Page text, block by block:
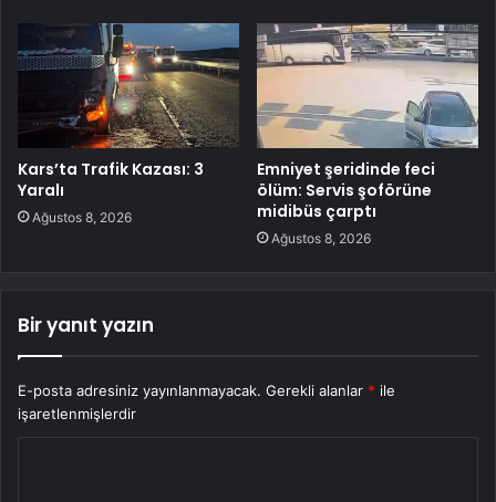
Kars’ta Trafik Kazası: 3
Yaralı
Ağustos 8, 2026
Emniyet şeridinde feci
ölüm: Servis şoförüne
midibüs çarptı
Ağustos 8, 2026
Bir yanıt yazın
E-posta adresiniz yayınlanmayacak. Gerekli alanlar * ile
işaretlenmişlerdir